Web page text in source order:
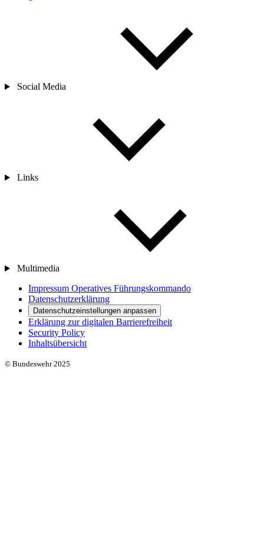
Social Media
Links
Multimedia
Impressum Operatives Führungskommando
Datenschutzerklärung
Datenschutzeinstellungen anpassen
Erklärung zur digitalen Barrierefreiheit
Security Policy
Inhaltsübersicht
© Bundeswehr 2025